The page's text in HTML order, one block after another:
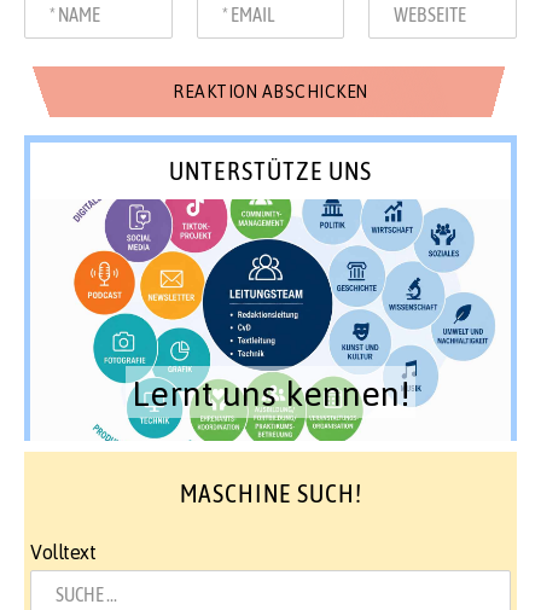
UNTERSTÜTZE UNS
Lernt uns kennen!
MASCHINE SUCH!
Volltext